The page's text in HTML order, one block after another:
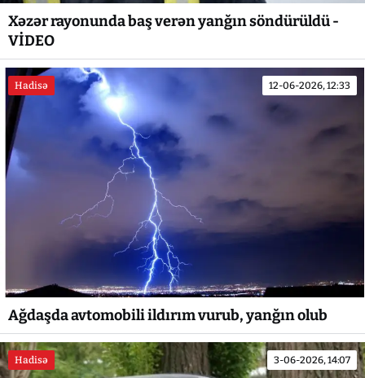
Xəzər rayonunda baş verən yanğın söndürüldü -
VİDEO
Hadisə 12-06-2026, 12:33
Ağdaşda avtomobili ildırım vurub, yanğın olub
Hadisə 3-06-2026, 14:07